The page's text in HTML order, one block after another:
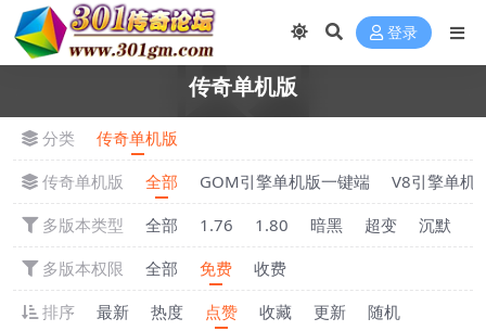
登录
传奇单机版
分类
传奇单机版
传奇单机版
全部 GOM引擎单机版一键端
V8引擎单机
多版本类型
全部 1.76 1.80 暗黑 超变 沉默
多版本权限
全部 免费
收费
排序
最新 热度 点赞 收藏 更新 随机